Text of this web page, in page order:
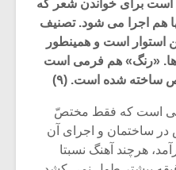
است برای خواندن شعر که
هم اجرا می شود. تصنیف
است و همینطور
«رنگ» هم فرمی است
ساخته شده است. (۹)
است که فقط مختصّ
ساختمان و اجرای آن
هرچند آهنگ نسبتا